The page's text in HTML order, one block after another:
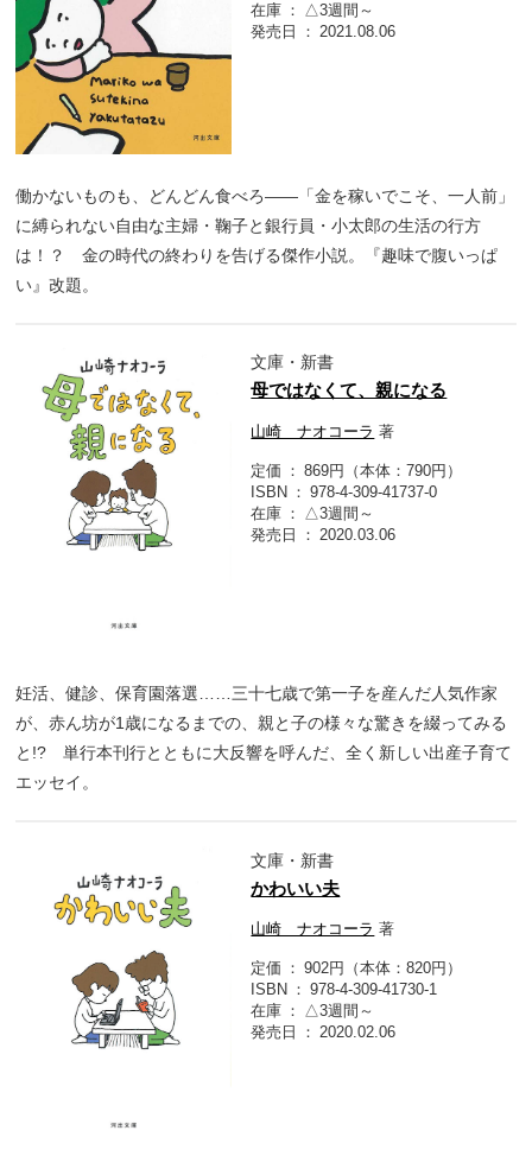
在庫
△3週間～
発売日
2021.08.06
働かないものも、どんどん食べろ――「金を稼いでこそ、一人前」
に縛られない自由な主婦・鞠子と銀行員・小太郎の生活の行方
は！？ 金の時代の終わりを告げる傑作小説。『趣味で腹いっぱ
い』改題。
文庫・新書
母ではなくて、親になる
山崎 ナオコーラ 著
定価
869円（本体：790円）
ISBN
978-4-309-41737-0
在庫
△3週間～
発売日
2020.03.06
妊活、健診、保育園落選……三十七歳で第一子を産んだ人気作家
が、赤ん坊が1歳になるまでの、親と子の様々な驚きを綴ってみる
と!? 単行本刊行とともに大反響を呼んだ、全く新しい出産子育て
エッセイ。
文庫・新書
かわいい夫
山崎 ナオコーラ 著
定価
902円（本体：820円）
ISBN
978-4-309-41730-1
在庫
△3週間～
発売日
2020.02.06